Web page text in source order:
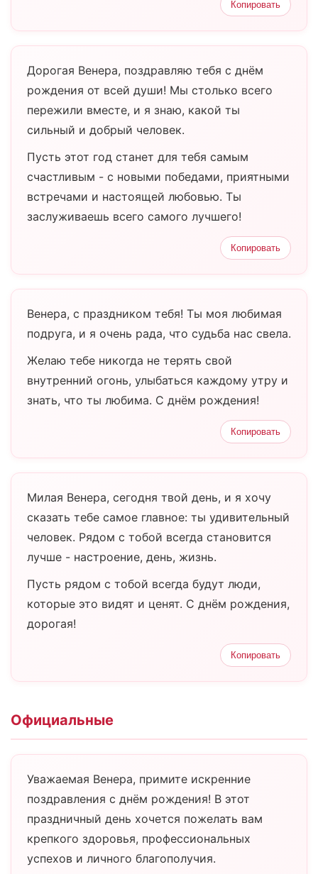
Копировать
Дорогая Венера, поздравляю тебя с днём
рождения от всей души! Мы столько всего
пережили вместе, и я знаю, какой ты
сильный и добрый человек.
Пусть этот год станет для тебя самым
счастливым - с новыми победами, приятными
встречами и настоящей любовью. Ты
заслуживаешь всего самого лучшего!
Копировать
Венера, с праздником тебя! Ты моя любимая
подруга, и я очень рада, что судьба нас свела.
Желаю тебе никогда не терять свой
внутренний огонь, улыбаться каждому утру и
знать, что ты любима. С днём рождения!
Копировать
Милая Венера, сегодня твой день, и я хочу
сказать тебе самое главное: ты удивительный
человек. Рядом с тобой всегда становится
лучше - настроение, день, жизнь.
Пусть рядом с тобой всегда будут люди,
которые это видят и ценят. С днём рождения,
дорогая!
Копировать
Официальные
Уважаемая Венера, примите искренние
поздравления с днём рождения! В этот
праздничный день хочется пожелать вам
крепкого здоровья, профессиональных
успехов и личного благополучия.